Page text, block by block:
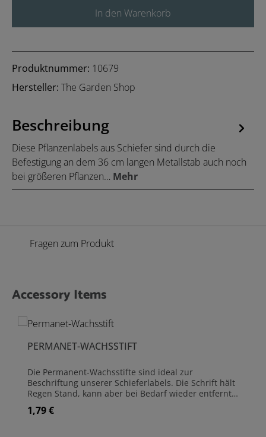
In den Warenkorb
Produktnummer: 10679
Hersteller: The Garden Shop
Beschreibung
Diese Pflanzenlabels aus Schiefer sind durch die
Befestigung an dem 36 cm langen Metallstab auch noch
bei größeren Pflanzen… Mehr
Fragen zum Produkt
Produktgalerie überspringen
Accessory Items
PERMANET-WACHSSTIFT
Die Permanent-Wachsstifte sind ideal zur
Beschriftung unserer Schieferlabels. Die Schrift hält
Regen Stand, kann aber bei Bedarf wieder entfernt
Regulärer Preis:
1,79 €